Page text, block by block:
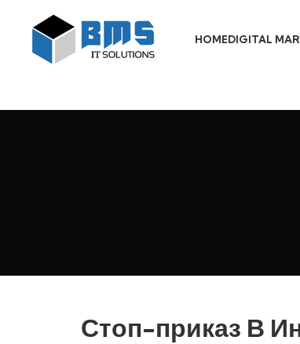
HOMEDIGITAL
Стоп-приказ В